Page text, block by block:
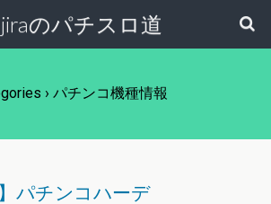
のパチスロ道
› パチンコ機種情報
】パチンコハーデ